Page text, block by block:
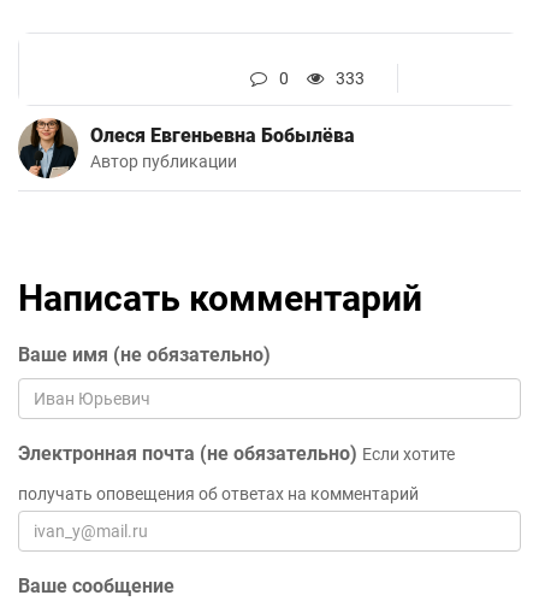
0 333
Олеся Евгеньевна Бобылёва
Автор публикации
Написать комментарий
Ваше имя (не обязательно)
Электронная почта (не обязательно) Если хотите
получать оповещения об ответах на комментарий
Ваше сообщение